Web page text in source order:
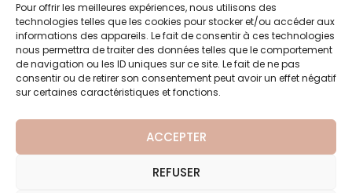
Pour offrir les meilleures expériences, nous utilisons des
technologies telles que les cookies pour stocker et/ou accéder aux
informations des appareils. Le fait de consentir à ces technologies
nous permettra de traiter des données telles que le comportement
de navigation ou les ID uniques sur ce site. Le fait de ne pas
consentir ou de retirer son consentement peut avoir un effet négatif
sur certaines caractéristiques et fonctions.
ACCEPTER
REFUSER
un commentaire.
PUBLIÉ DANSDecouvrir-histoire
Société civile Domaine de Seguin • Chemin de la House